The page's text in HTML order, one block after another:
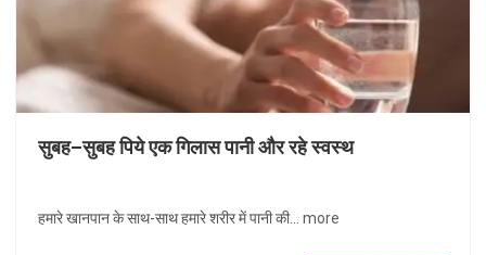
सुबह–सुबह पिये एक गिलास पानी और रहे स्वस्थ
हमारे खानपान के साथ-साथ हमारे शरीर में पानी की... more